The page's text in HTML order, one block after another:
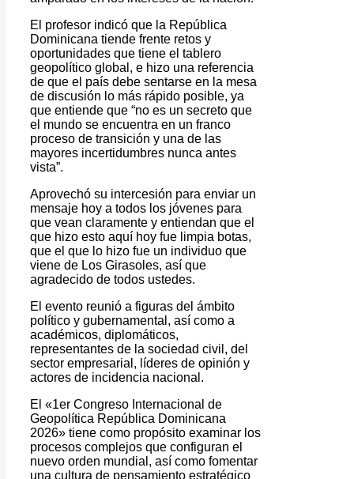
El profesor indicó que la República
Dominicana tiende frente retos y
oportunidades que tiene el tablero
geopolítico global, e hizo una referencia
de que el país debe sentarse en la mesa
de discusión lo más rápido posible, ya
que entiende que “no es un secreto que
el mundo se encuentra en un franco
proceso de transición y una de las
mayores incertidumbres nunca antes
vista”.
Aprovechó su intercesión para enviar un
mensaje hoy a todos los jóvenes para
que vean claramente y entiendan que el
que hizo esto aquí hoy fue limpia botas,
que el que lo hizo fue un individuo que
viene de Los Girasoles, así que
agradecido de todos ustedes.
El evento reunió a figuras del ámbito
político y gubernamental, así como a
académicos, diplomáticos,
representantes de la sociedad civil, del
sector empresarial, líderes de opinión y
actores de incidencia nacional.
El «1er Congreso Internacional de
Geopolítica República Dominicana
2026» tiene como propósito examinar los
procesos complejos que configuran el
nuevo orden mundial, así como fomentar
una cultura de pensamiento estratégico